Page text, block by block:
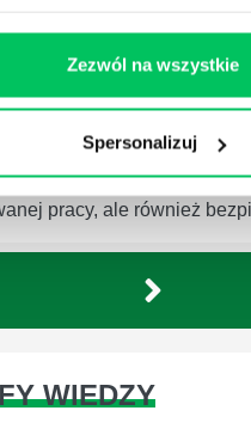
Zezwól na wszystkie
Spersonalizuj
miejscu pracy osoby
stanowiska muszą
z zaleceniami powierzone
jest przestrzeganie
zasad nie tylko pod
pracy, ale również
WIEDZY